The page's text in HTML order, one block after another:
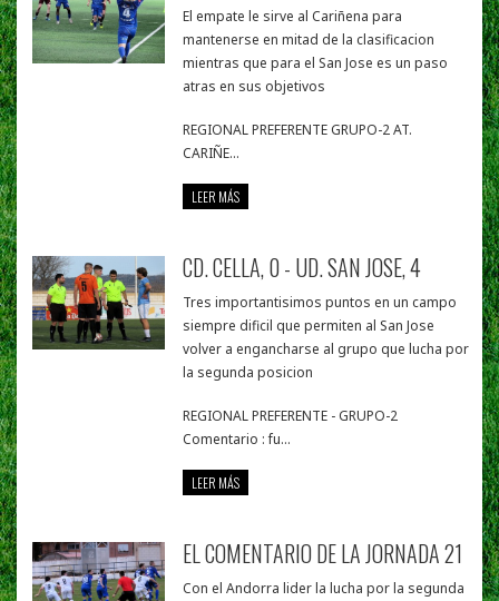
El empate le sirve al Cariñena para
mantenerse en mitad de la clasificacion
mientras que para el San Jose es un paso
atras en sus objetivos
REGIONAL PREFERENTE GRUPO-2 AT.
CARIÑE...
LEER MÁS
CD. CELLA, 0 - UD. SAN JOSE, 4
Tres importantisimos puntos en un campo
siempre dificil que permiten al San Jose
volver a engancharse al grupo que lucha por
la segunda posicion
REGIONAL PREFERENTE - GRUPO-2
Comentario : fu...
LEER MÁS
EL COMENTARIO DE LA JORNADA 21
Con el Andorra lider la lucha por la segunda